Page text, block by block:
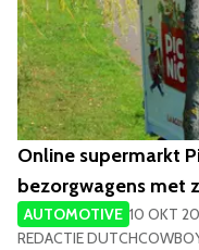
Online supermarkt
bezorgwagens met
AUTOMOTIVE 10 OKT
REDACTIE